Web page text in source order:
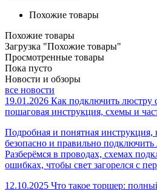
Похожие товары
Похожие товары
Загрузка "Похожие товары"
Просмотренные товары
Пока пусто
Новости и обзоры
все новости
19.01.2026 Как подключить люстру
пошаговая инструкция, схемы и
Подробная и понятная инструкция,
безопасно и правильно
Разберёмся в проводах, схемах
ошибках, чтобы свет загорелся с
12.10.2025 Что такое торшер: